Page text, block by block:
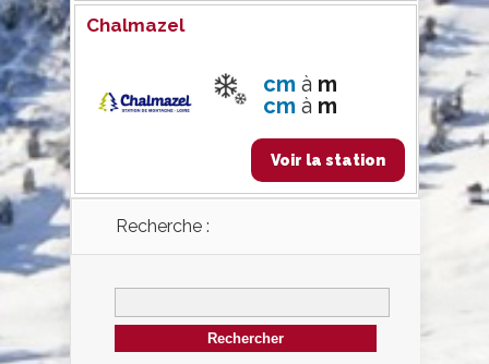
Chalmazel
cm à m
cm à m
Voir la station
Recherche :